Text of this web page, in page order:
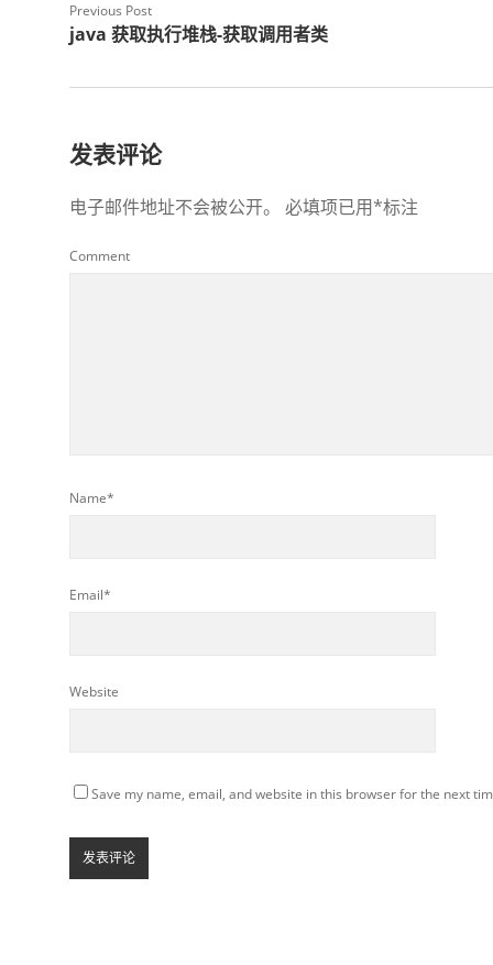
Previous Post
java 获取执行堆栈-获取调用者类
发表评论
电子邮件地址不会被公开。 必填项已用*标注
Comment
Name*
Email*
Website
Save my name, email, and website in this browser for the next